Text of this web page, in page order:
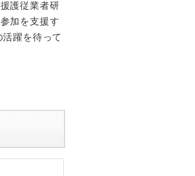
護従業者研
加を支援す
躍を待って